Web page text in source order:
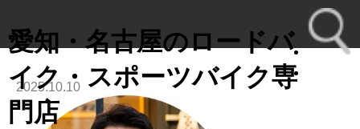
愛知・名古屋のロードバ
イク・スポーツバイク専
門店
2025.10.10